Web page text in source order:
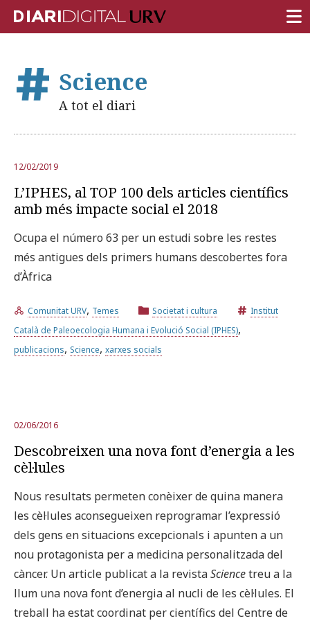
RECERCA
VIDA AL CAMPUS
COMUNITAT URV
Més categories
Prova la cerca avançada
CATALÀ ESPAÑOL ENGLISH
Science
A tot el diari
12/02/2019
L’IPHES, al TOP 100 dels articles científics
amb més impacte social el 2018
Ocupa el número 63 per un estudi sobre les restes
més antigues dels primers humans descobertes fora
d’Àfrica
Comunitat URV, Temes Societat i cultura
Institut
Català de Paleoecologia Humana i Evolució Social (IPHES),
publicacions, Science, xarxes socials
02/06/2016
Descobreixen una nova font d’energia a les
cèl·lules
Nous resultats permeten conèixer de quina manera
les cèl·lules aconsegueixen reprogramar l’expressió
dels gens en situacions excepcionals i apunten a un
nou protagonista per a medicina personalitzada del
càncer. Un article publicat a la revistaSciencetreu a la
llum una nova font d’energia al nucli de les cèl·lules. El
treball ha estat coordinat per científics del Centre de